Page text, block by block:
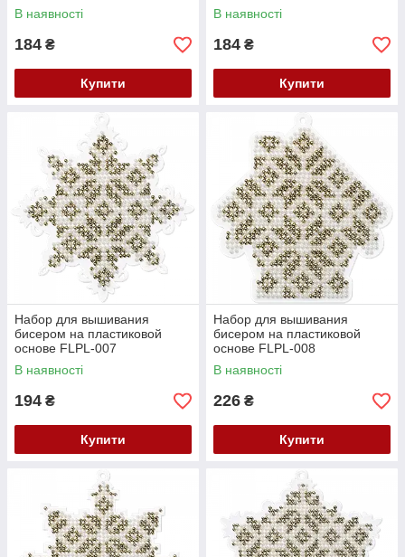
В наявності
184 ₴
Купити
В наявності
184 ₴
Купити
Набор для вышивания
бисером на пластиковой
основе FLPL-007
В наявності
194 ₴
Купити
Набор для вышивания
бисером на пластиковой
основе FLPL-008
В наявності
226 ₴
Купити